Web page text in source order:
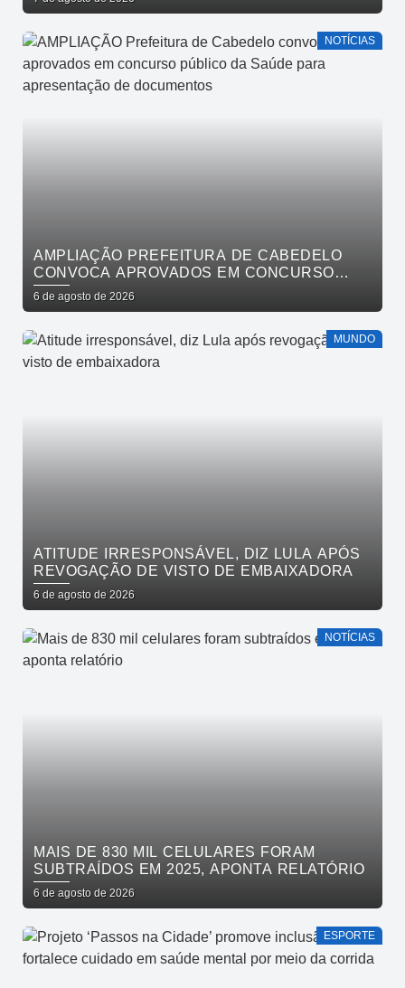
NOTÍCIAS
AMPLIAÇÃO PREFEITURA DE CABEDELO
CONVOCA APROVADOS EM CONCURSO
PÚBLICO DA SAÚDE PARA APRESENTAÇÃO
DE DOCUMENTOS
6 de agosto de 2026
MUNDO
ATITUDE IRRESPONSÁVEL, DIZ LULA APÓS
REVOGAÇÃO DE VISTO DE EMBAIXADORA
6 de agosto de 2026
NOTÍCIAS
MAIS DE 830 MIL CELULARES FORAM
SUBTRAÍDOS EM 2025, APONTA RELATÓRIO
6 de agosto de 2026
ESPORTE